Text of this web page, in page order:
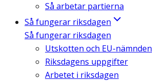
Så arbetar partierna
Så fungerar riksdagen
Så fungerar riksdagen
Utskotten och EU-nämnden
Riksdagens uppgifter
Arbetet i riksdagen